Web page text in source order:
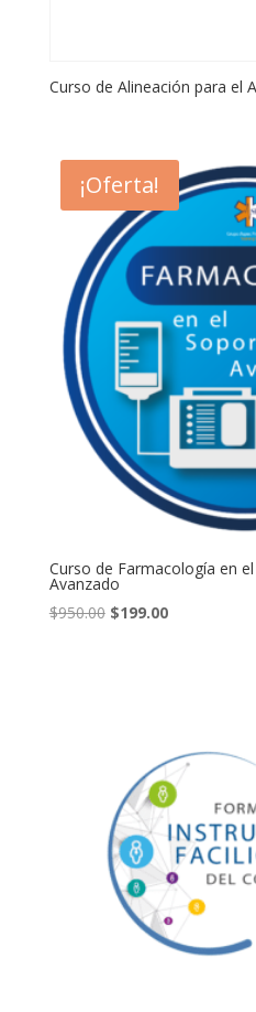
Curso de Alineación para el
¡Oferta!
Curso de Farmacología en
Avanzado
$950.00 El
$199.00El